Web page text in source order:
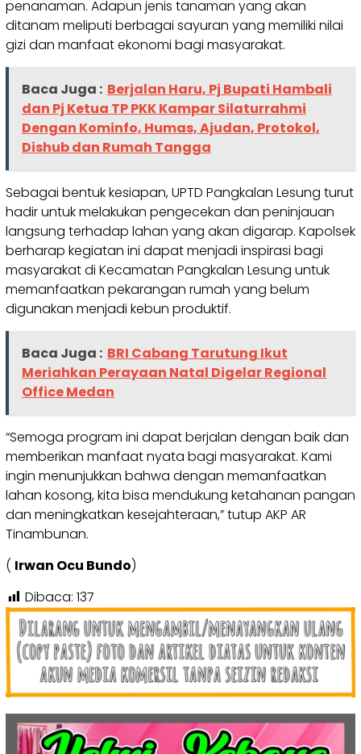
penanaman. Adapun jenis tanaman yang akan
ditanam meliputi berbagai sayuran yang memiliki nilai
gizi dan manfaat ekonomi bagi masyarakat.
Baca Juga : Berjalan Haru, Pj Bupati Hambali
dan Pj Ketua TP PKK Kampar Silaturrahmi
Dengan Kominfo, Humas, Ajudan, Protokol,
Dishub dan Rumah Tangga
Sebagai bentuk kesiapan, UPTD Pangkalan Lesung turut
hadir untuk melakukan pengecekan dan peninjauan
langsung terhadap lahan yang akan digarap. Kapolsek
berharap kegiatan ini dapat menjadi inspirasi bagi
masyarakat di Kecamatan Pangkalan Lesung untuk
memanfaatkan pekarangan rumah yang belum
digunakan menjadi kebun produktif.
Baca Juga : BRI Cabang Tarutung Ikut
Meriahkan Perayaan Natal Digelar Regional
Office Medan
“Semoga program ini dapat berjalan dengan baik dan
memberikan manfaat nyata bagi masyarakat. Kami
ingin menunjukkan bahwa dengan memanfaatkan
lahan kosong, kita bisa mendukung ketahanan pangan
dan meningkatkan kesejahteraan,” tutup AKP AR
Tinambunan.
( Irwan Ocu Bundo)
Dibaca: 137